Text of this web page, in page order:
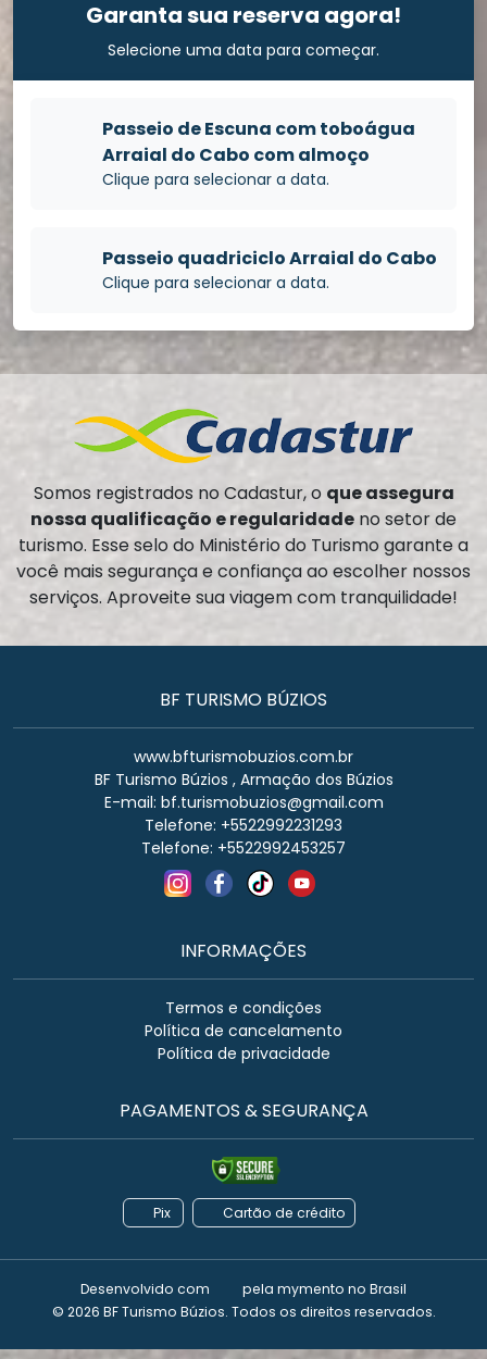
Garanta sua reserva agora!
Selecione uma data para começar.
Passeio de Escuna com toboágua
Arraial do Cabo com almoço
Clique para selecionar a data.
Passeio quadriciclo Arraial do Cabo
Clique para selecionar a data.
Somos registrados no Cadastur, o que assegura
nossa qualificação e regularidade no setor de
turismo. Esse selo do Ministério do Turismo garante a
você mais segurança e confiança ao escolher nossos
serviços. Aproveite sua viagem com tranquilidade!
BF TURISMO BÚZIOS
www.bfturismobuzios.com.br
BF Turismo Búzios , Armação dos Búzios
E-mail: bf.turismobuzios@gmail.com
Telefone: +5522992231293
Telefone: +5522992453257
INFORMAÇÕES
Termos e condições
Política de cancelamento
Política de privacidade
PAGAMENTOS & SEGURANÇA
Pix Cartão de crédito
Desenvolvido com pela mymento no Brasil
© 2026 BF Turismo Búzios. Todos os direitos reservados.